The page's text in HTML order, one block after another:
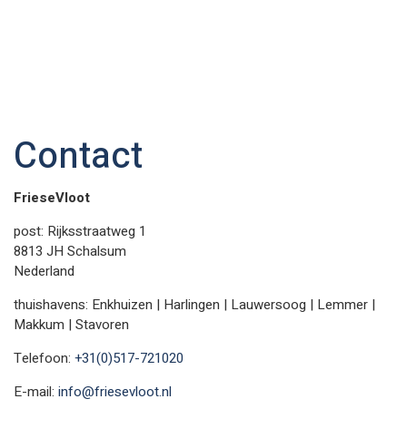
Contact
FrieseVloot
post: Rijksstraatweg 1
8813 JH Schalsum
Nederland
thuishavens: Enkhuizen | Harlingen | Lauwersoog | Lemmer |
Makkum | Stavoren
Telefoon: +31(0)517-721020
E-mail: info@friesevloot.nl